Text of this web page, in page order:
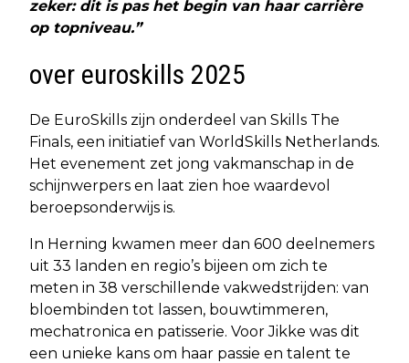
zeker: dit is pas het begin van haar carrière
op topniveau.”
over euroskills 2025
De EuroSkills zijn onderdeel van Skills The
Finals, een initiatief van WorldSkills Netherlands.
Het evenement zet jong vakmanschap in de
schijnwerpers en laat zien hoe waardevol
beroepsonderwijs is.
In Herning kwamen meer dan 600 deelnemers
uit 33 landen en regio’s bijeen om zich te
meten in 38 verschillende vakwedstrijden: van
bloembinden tot lassen, bouwtimmeren,
mechatronica en patisserie. Voor Jikke was dit
een unieke kans om haar passie en talent te